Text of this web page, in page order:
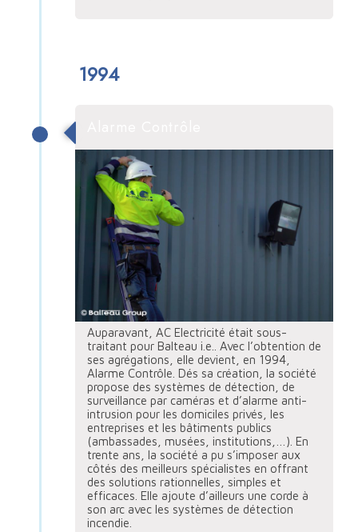
1994
Auparavant, AC Electricité était sous-
traitant pour Balteau i.e.. Avec l’obtention de
ses agrégations, elle devient, en 1994,
Alarme Contrôle. Dés sa création, la société
propose des systèmes de détection, de
surveillance par caméras et d’alarme anti-
intrusion pour les domiciles privés, les
entreprises et les bâtiments publics
(ambassades, musées, institutions,…). En
trente ans, la société a pu s’imposer aux
côtés des meilleurs spécialistes en offrant
des solutions rationnelles, simples et
efficaces. Elle ajoute d’ailleurs une corde à
son arc avec les systèmes de détection
incendie.